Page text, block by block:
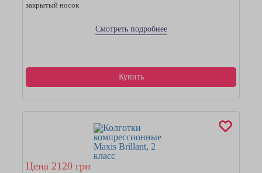
закрытый носок
Смотреть подробнее
Купить
Цена 2120 грн